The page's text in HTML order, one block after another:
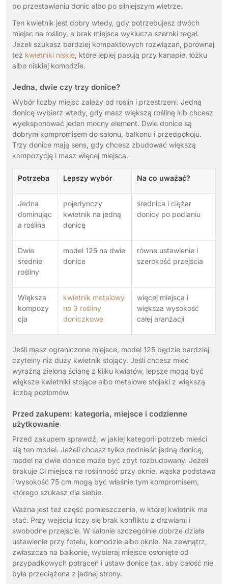
po przestawianiu donic albo po silniejszym wietrze.
Ten kwietnik jest dobry wtedy, gdy potrzebujesz dwóch
miejsc na rośliny, a brak miejsca wyklucza szeroki regał.
Jeżeli szukasz bardziej kompaktowych rozwiązań, porównaj
też kwietniki niskie , które lepiej pasują przy kanapie, łóżku
albo niskiej komodzie.
Jedna, dwie czy trzy donice?
Wybór liczby miejsc zależy od roślin i przestrzeni. Jedną
donicę wybierz wtedy, gdy masz większą roślinę lub chcesz
wyeksponować jeden mocny element. Dwie donice są
dobrym kompromisem do salonu, balkonu i przedpokoju.
Trzy donice mają sens, gdy chcesz zbudować większą
kompozycję i masz więcej miejsca.
Potrzeba Lepszy wybór Na co uważać?
Jedna
dominując
a roślina
pojedynczy
kwietnik na jedną
donicę
średnica i ciężar
donicy po podlaniu
Dwie
średnie
rośliny
model 125 na dwie
donice
równe ustawienie i
szerokość przejścia
Większa
kompozy
cja
kwietnik metalowy
na 3 rośliny
doniczkowe
więcej miejsca i
większa wysokość
całej aranżacji
Jeśli masz ograniczone miejsce, model 125 będzie bardziej
czytelny niż duży kwietnik stojący. Jeśli chcesz mieć
wyraźną zieloną ścianę z kilku kwiatów, lepsze mogą być
większe kwietniki stojące albo metalowe stojaki z większą
liczbą poziomów.
Przed zakupem: kategoria, miejsce i codzienne
użytkowanie
Przed zakupem sprawdź, w jakiej kategorii potrzeb mieści
się ten model. Jeżeli chcesz tylko podnieść jedną donicę,
model na dwie donice może być zbyt rozbudowany. Jeżeli
brakuje Ci miejsca na roślinność przy oknie, wąska podstawa
i wysokość 75 cm mogą być właśnie tym kompromisem,
którego szukasz dla siebie.
Ważna jest też część pomieszczenia, w której kwietnik ma
stać. Przy wejściu liczy się brak konfliktu z drzwiami i
swobodne przejście. W salonie szczególnie dobrze działa
ustawienie przy fotelu, komodzie albo oknie. Na zewnątrz,
zwłaszcza na balkonie, wybieraj miejsce osłonięte od
przypadkowych potrąceń i ustaw donice tak, aby całość nie
była przeciążona z jednej strony.